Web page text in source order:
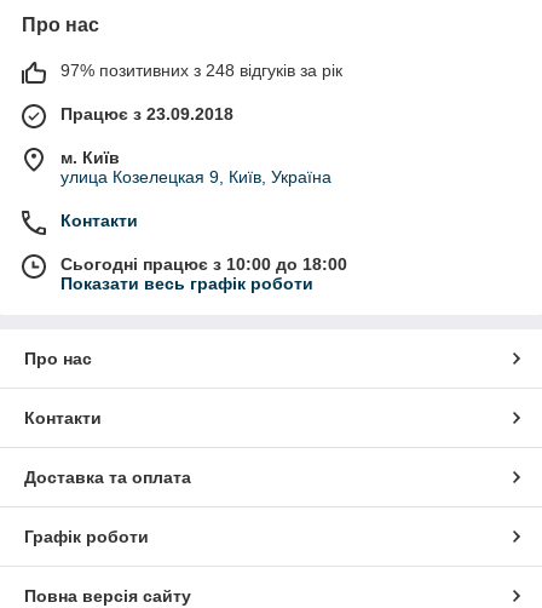
Про нас
97% позитивних з 248 відгуків за рік
Працює з 23.09.2018
м. Київ
улица Козелецкая 9, Київ, Україна
Контакти
Сьогодні працює з 10:00 до 18:00
Показати весь графік роботи
Про нас
Контакти
Доставка та оплата
Графік роботи
Повна версія сайту